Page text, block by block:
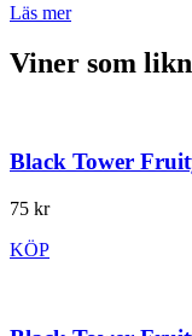
Läs mer
Viner som
Black Tower
75 kr
KÖP